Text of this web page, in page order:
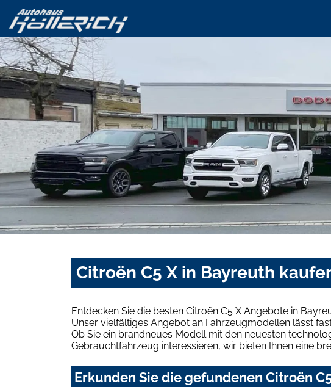
Citroën C5 X in Bayreuth
Entdecken Sie die besten Citroën C5 X Angebote in
Unser vielfältiges Angebot an Fahrzeugmodellen lässt
Ob Sie ein brandneues Modell mit den neuesten
Gebrauchtfahrzeug interessieren, wir bieten Ihnen eine
Erkunden Sie die gefundenen Citroën